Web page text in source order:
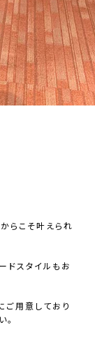
らこそ叶えられ
ドスタイルもお
ご用意しており
。